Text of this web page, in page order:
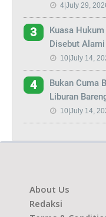
4|July 29,
3
Kuasa
Disebut
10|July 14,
4
Bukan Cuma
Liburan
10|July 14,
About Us
Redaksi